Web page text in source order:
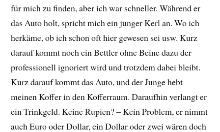
für mich zu finden, aber ich war schneller. Während er
das Auto holt, spricht mich ein junger Kerl an. Wo ich
herkäme, ob ich schon oft hier gewesen sei usw. Kurz
darauf kommt noch ein Bettler ohne Beine dazu der
professionell ignoriert wird und trotzdem dabei bleibt.
Kurz darauf kommt das Auto, und der Junge hebt
meinen Koffer in den Kofferraum. Daraufhin verlangt er
ein Trinkgeld. Keine Rupien? – Kein Problem, er nimmt
auch Euro oder Dollar, ein Dollar oder zwei wären doch